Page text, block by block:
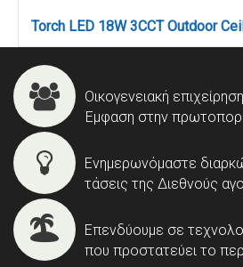
Οικογενειακή
Έμφαση στην
Ενημερωνόμαστε
τάσεις της Διεθνούς
Επενδύουμε σε
που προστατεύει το